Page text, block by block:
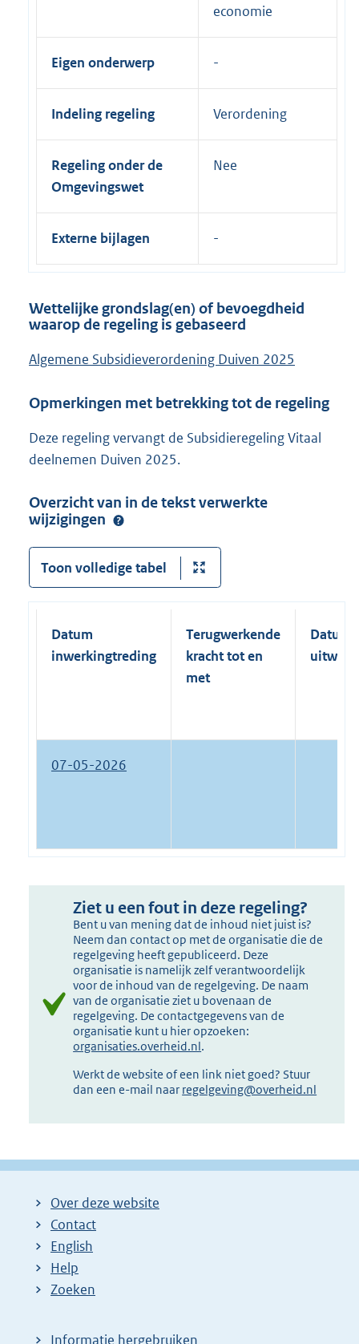
economie
Eigen onderwerp
Indeling regeling Verordening
Regeling onder de
Omgevingswet
Nee
Externe bijlagen
Wettelijke grondslag(en) of bevoegdheid
waarop de regeling is gebaseerd
Algemene Subsidieverordening Duiven 2025
Opmerkingen met betrekking tot de regeling
Deze regeling vervangt de Subsidieregeling Vitaal
deelnemen Duiven 2025.
Overzicht van in de tekst verwerkte
wijzigingen
Toon volledige tabel
Datum
inwerkingtreding
Terugwerkende
kracht tot en
met
Datum
07-05-2026
Ziet u een fout in deze regeling?
Bent u van mening dat de inhoud niet juist is?
Neem dan contact op met de organisatie die de
regelgeving heeft gepubliceerd. Deze
organisatie is namelijk zelf verantwoordelijk
voor de inhoud van de regelgeving. De naam
van de organisatie ziet u bovenaan de
regelgeving. De contactgegevens van de
organisatie kunt u hier opzoeken:
organisaties.overheid.nl.
Werkt de website of een link niet goed? Stuur
dan een e-mail naar regelgeving@overheid.nl
Over deze website
Contact
English
Help
Zoeken
Informatie hergebruiken